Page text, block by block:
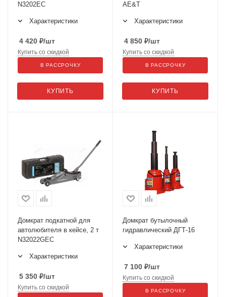
N3202EC
Характеристики
4 420 ₽/шт
КУПИТЬ
Купить со скидкой
В РАССРОЧКУ
AE&T
Характеристики
4 850 ₽/шт
КУПИТЬ
Купить со скидкой
В РАССРОЧКУ
Домкрат подкатной для
автолюбителя в кейсе, 2 т
N32022GEC
Характеристики
5 350 ₽/шт
Купить со скидкой
Домкрат бутылочный
гидравлический ДГТ-16
Характеристики
7 100 ₽/шт
Купить со скидкой
В РАССРОЧКУ